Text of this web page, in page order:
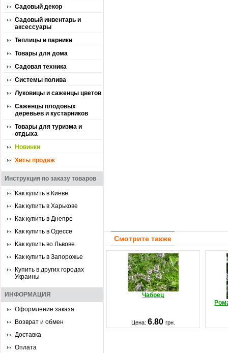
Садовый декор
Садовый инвентарь и
аксессуары
Теплицы и парники
Товары для дома
Садовая техника
Системы полива
Луковицы и саженцы цветов
Саженцы плодовых
деревьев и кустарников
Товары для туризма и
отдыха
Новинки
Хиты продаж
Инструкция по заказу товаров
Как купить в Киеве
Как купить в Харькове
Как купить в Днепре
Как купить в Одессе
Как купить во Львове
Как купить в Запорожье
Купить в других городах
Украины
ИНФОРМАЦИЯ
Оформление заказа
Возврат и обмен
Доставка
Оплата
Смотрите также
Чабрец
Цена: 6.80 грн.